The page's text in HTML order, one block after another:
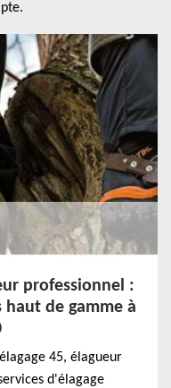
professionnel :
haut de gamme à
45, élagueur
d'élagage